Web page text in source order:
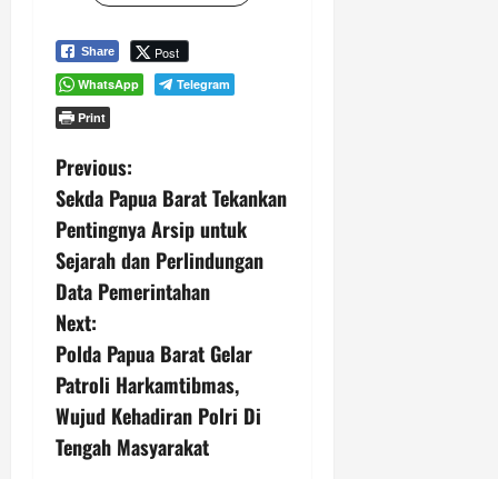
Share Post
WhatsApp
Telegram
Print
P
o
s
t
n
a
v
Previous:
Sekda Papua Barat Tekankan
Pentingnya Arsip untuk
Sejarah dan Perlindungan
Data Pemerintahan
Next:
Polda Papua Barat Gelar
Patroli Harkamtibmas,
Wujud Kehadiran Polri Di
Tengah Masyarakat